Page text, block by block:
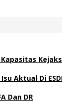
Aktual Di
Dan DR